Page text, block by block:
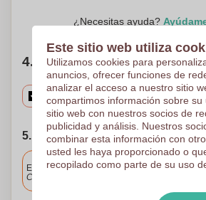
¿Necesitas ayuda?
4. Elige tu cantidad
5. Elija su fecha de envío
Entrega estándar
Cargue y apruebe sus archivos antes de las
Este sitio web utiliza
Utilizamos cookies para
anuncios, ofrecer funciones de
analizar el acceso a nuestro sitio
compartimos información sobre su
sitio web con nuestros socios de
publicidad y análisis. Nuestros
combinar esta información con
usted les haya proporcionado o
recopilado como parte de su uso